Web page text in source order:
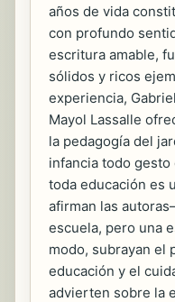
años de vida
con profundo
escritura amable,
sólidos y ricos
experiencia,
Mayol Lassalle
la pedagogía del
infancia todo
toda educación es
afirman las
escuela, pero una
modo, subrayan el
educación y el
advierten sobre la